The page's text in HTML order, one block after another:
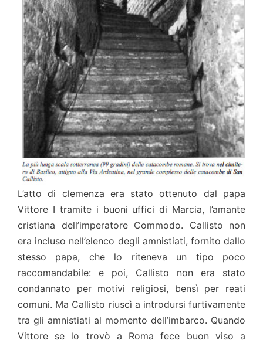
L’atto di clemenza era stato ottenuto dal papa
Vittore I tramite i buoni uffici di Marcia, l’amante
cristiana dell’imperatore Commodo. Callisto non
era incluso nell’elenco degli amnistiati, fornito dallo
stesso papa, che lo riteneva un tipo poco
raccomandabile: e poi, Callisto non era stato
condannato per motivi religiosi, bensì per reati
comuni. Ma Callisto riuscì a introdursi furtivamente
tra gli amnistiati al momento dell’imbarco. Quando
Vittore se lo trovò a Roma fece buon viso a